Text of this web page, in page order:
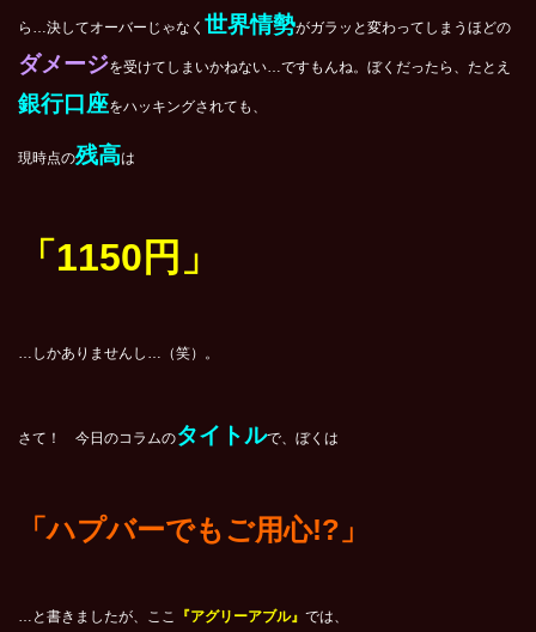
ら…決してオーバーじゃなく 世界情勢がガラッと変わってしまうほどの
ダメージを受けてしまいかねない…ですもんね。ぼくだったら、たとえ
銀行口座をハッキングされても、
現時点の残高は
「1150円」
…しかありませんし…（笑）。
さて！ 今日のコラムのタイトルで、ぼくは
「ハプバーでもご用心!? 」
…と書きましたが、ここ 『アグリーアブル』 では、